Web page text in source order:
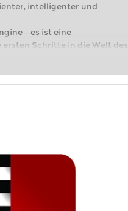
intelligenter und
– es ist eine
Schritte in die Welt des
Turnierniveau spielen: Mit